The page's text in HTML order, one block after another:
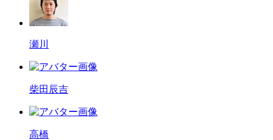
瀬川
柴田辰吉
高橋